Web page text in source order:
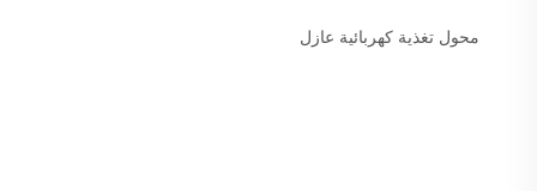
محول تغذية كهربائية عازل